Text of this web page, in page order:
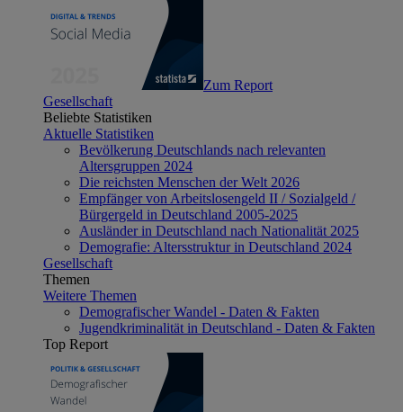
Zum Report
Gesellschaft
Beliebte Statistiken
Aktuelle Statistiken
Bevölkerung Deutschlands nach relevanten
Altersgruppen 2024
Die reichsten Menschen der Welt 2026
Empfänger von Arbeitslosengeld II / Sozialgeld /
Bürgergeld in Deutschland 2005-2025
Ausländer in Deutschland nach Nationalität 2025
Demografie: Altersstruktur in Deutschland 2024
Gesellschaft
Themen
Weitere Themen
Demografischer Wandel - Daten & Fakten
Jugendkriminalität in Deutschland - Daten & Fakten
Top Report